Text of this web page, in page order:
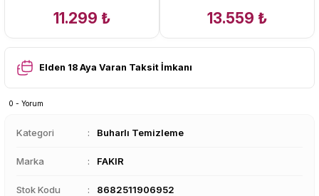
11.299 ₺ 13.559 ₺
Elden 18 Aya Varan Taksit İmkanı
0 - Yorum
Kategori Buharlı Temizleme
Marka FAKIR
Stok Kodu 8682511906952